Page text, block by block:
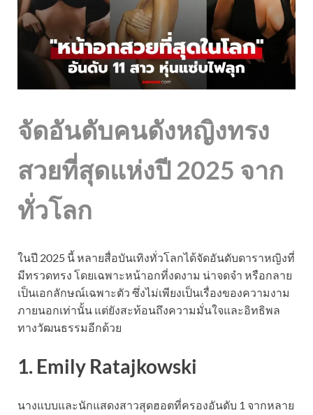
จัดอันดับคนดังหญิงทรง
สวยที่สุดแห่งปี 2025 จาก
ทั่วโลก
ในปี 2025 นี้ หลายสื่อบันเทิงทั่วโลกได้จัดอันดับดาราหญิงที่
มีทรวดทรง โดยเฉพาะหน้าอกที่งดงาม น่าจดจำ หรือกลาย
เป็นเอกลักษณ์เฉพาะตัว ซึ่งไม่เพียงเป็นเรื่องของความงาม
ภายนอกเท่านั้น แต่ยังสะท้อนถึงความมั่นใจและอิทธิพล
ทางวัฒนธรรมอีกด้วย
1. Emily Ratajkowski
นางแบบและนักแสดงสาวสุดฮอตที่ครองอันดับ 1 จากหลาย